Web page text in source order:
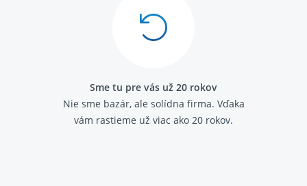
Sme tu pre vás už 20 rokov
Nie sme bazár, ale solídna firma. Vďaka
vám rastieme už viac ako 20 rokov.